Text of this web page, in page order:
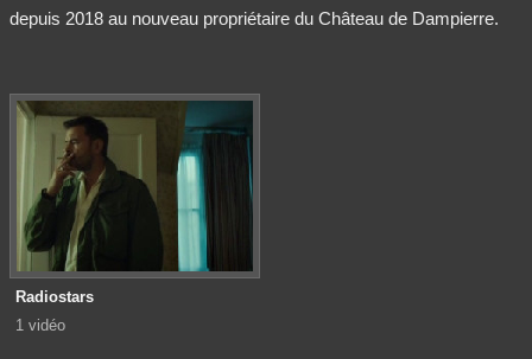
depuis 2018 au nouveau propriétaire du Château de Dampierre.
Radiostars
1 vidéo